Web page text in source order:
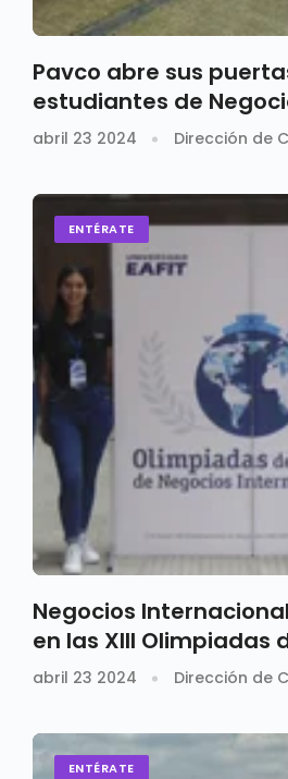
Pavco abre sus
estudiantes de
Internacionales
abril 23 2024 Dirección de
ENTÉRATE
Negocios
en las XIII Olimpiadas
abril 23 2024 Dirección de
ENTÉRATE